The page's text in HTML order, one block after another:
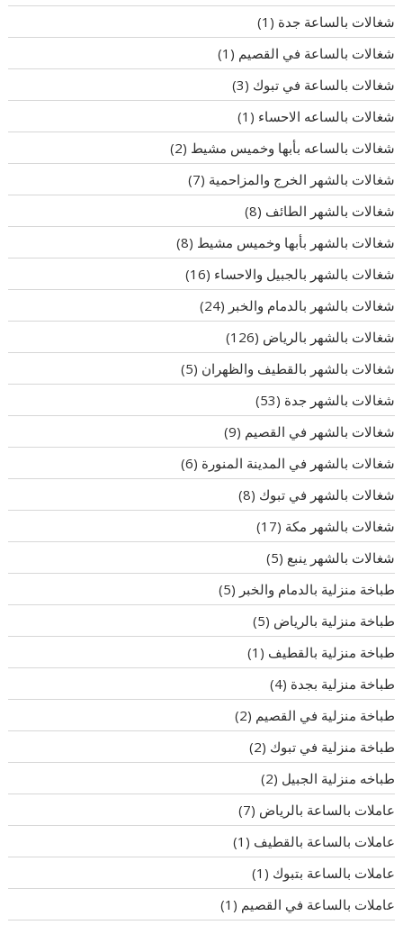
شغالات بالساعة جدة (1)
شغالات بالساعة في القصيم (1)
شغالات بالساعة في تبوك (3)
شغالات بالساعه الاحساء (1)
شغالات بالساعه بأبها وخميس مشيط (2)
شغالات بالشهر الخرج والمزاحمية (7)
شغالات بالشهر الطائف (8)
شغالات بالشهر بأبها وخميس مشيط (8)
شغالات بالشهر بالجبيل والاحساء (16)
شغالات بالشهر بالدمام والخبر (24)
شغالات بالشهر بالرياض (126)
شغالات بالشهر بالقطيف والظهران (5)
شغالات بالشهر جدة (53)
شغالات بالشهر في القصيم (9)
شغالات بالشهر في المدينة المنورة (6)
شغالات بالشهر في تبوك (8)
شغالات بالشهر مكة (17)
شغالات بالشهر ينبع (5)
طباخة منزلية بالدمام والخبر (5)
طباخة منزلية بالرياض (5)
طباخة منزلية بالقطيف (1)
طباخة منزلية بجدة (4)
طباخة منزلية في القصيم (2)
طباخة منزلية في تبوك (2)
طباخه منزلية الجبيل (2)
عاملات بالساعة بالرياض (7)
عاملات بالساعة بالقطيف (1)
عاملات بالساعة بتبوك (1)
عاملات بالساعة في القصيم (1)